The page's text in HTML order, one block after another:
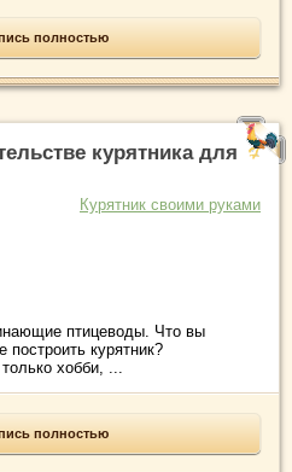
полностью
курятника для
Курятник своими руками
птицеводы. Что вы
построить курятник?
хобби, ...
полностью